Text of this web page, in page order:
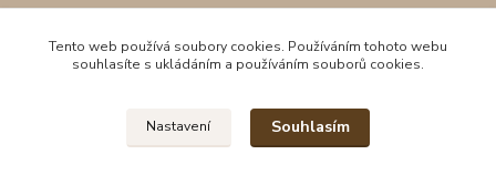
Tento web používá soubory cookies. Používáním tohoto webu
souhlasíte s ukládáním a používáním souborů cookies.
Nastavení Souhlasím